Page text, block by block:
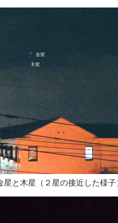
星と木星（２星の接近した様子